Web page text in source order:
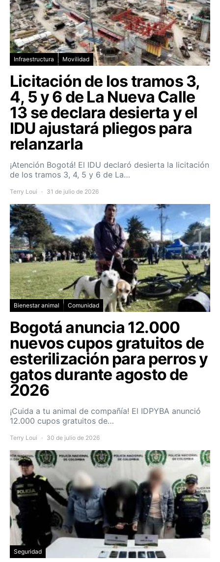
Infraestructura Movilidad
Licitación de los tramos 3,
4, 5 y 6 de La Nueva Calle
13 se declara desierta y el
IDU ajustará pliegos para
relanzarla
¡Atención Bogotá! El IDU declaró desierta la licitación
de los tramos 3, 4, 5 y 6 de La…
Terry Loui 31 de julio de 2026
Bienestar animal Comunidad
Bogotá anuncia 12.000
nuevos cupos gratuitos de
esterilización para perros y
gatos durante agosto de
2026
¡Cuida a tu animal de compañía! El IDPYBA anunció
12.000 cupos gratuitos de…
Terry Loui 30 de julio de 2026
Seguridad